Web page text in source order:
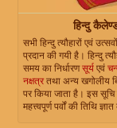
हिन्दु
सभी हिन्दु त्यौहारों एवं
प्रदान की गयी है। हिन्दु
समय का निर्धारणसूर्य एवं
नक्षत्रतथा अन्य खगोलीय
पर किया जाता है। इस
महत्त्वपूर्ण पर्वों की तिथि